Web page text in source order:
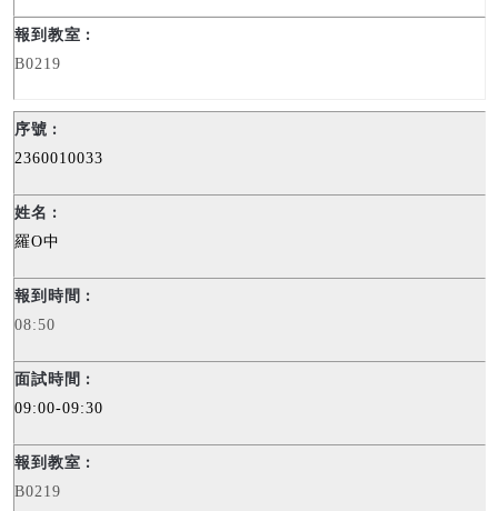
B0219
2360010033
羅O中
08:50
09:00-09:30
B0219